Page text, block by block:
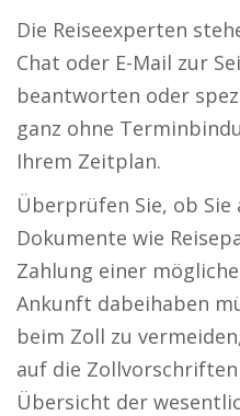
Die Reiseexperten
Chat oder E-Mail zur
beantworten oder
ganz ohne
Ihrem Zeitplan.
Überprüfen Sie, ob
Dokumente wie
Zahlung einer
Ankunft dabeihaben
beim Zoll zu
auf die
Übersicht der